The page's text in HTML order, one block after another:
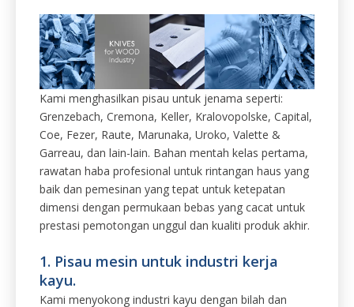
Kami menghasilkan pisau untuk jenama seperti:
Grenzebach, Cremona, Keller, Kralovopolske, Capital,
Coe, Fezer, Raute, Marunaka, Uroko, Valette &
Garreau, dan lain-lain. Bahan mentah kelas pertama,
rawatan haba profesional untuk rintangan haus yang
baik dan pemesinan yang tepat untuk ketepatan
dimensi dengan permukaan bebas yang cacat untuk
prestasi pemotongan unggul dan kualiti produk akhir.
1. Pisau mesin untuk industri kerja
kayu.
Kami menyokong industri kayu dengan bilah dan